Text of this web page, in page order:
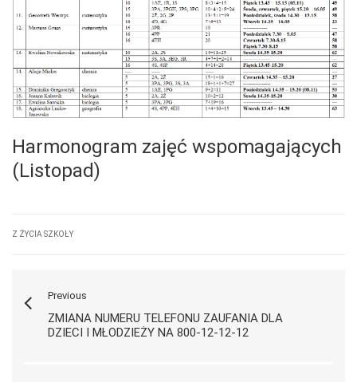
Harmonogram zajęć wspomagających
(Listopad)
Z ŻYCIA SZKOŁY
Previous
ZMIANA NUMERU TELEFONU ZAUFANIA DLA
DZIECI I MŁODZIEŻY NA 800-12-12-12